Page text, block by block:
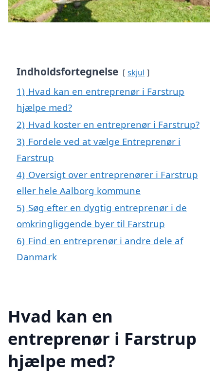
Indholdsfortegnelse skjul
1) Hvad kan en entreprenør i Farstrup
hjælpe med?
2) Hvad koster en entreprenør i Farstrup?
3) Fordele ved at vælge Entreprenør i
Farstrup
4) Oversigt over entreprenører i Farstrup
eller hele Aalborg kommune
5) Søg efter en dygtig entreprenør i de
omkringliggende byer til Farstrup
6) Find en entreprenør i andre dele af
Danmark
Hvad kan en
entreprenør i Farstrup
hjælpe med?